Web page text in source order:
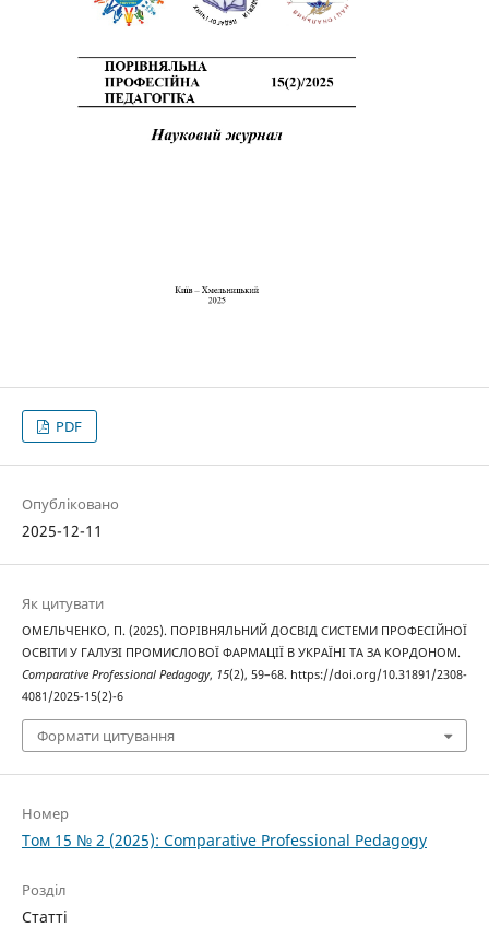
PDF
Опубліковано
2025-12-11
Як цитувати
ОМЕЛЬЧЕНКО, П. (2025). ПОРІВНЯЛЬНИЙ ДОСВІД СИСТЕМИ ПРОФЕСІЙНОЇ
ОСВІТИ У ГАЛУЗІ ПРОМИСЛОВОЇ ФАРМАЦІЇ В УКРАЇНІ ТА ЗА КОРДОНОМ.
Comparative Professional Pedagogy, 15(2), 59–68. https://doi.org/10.31891/2308-
4081/2025-15(2)-6
Формати цитування
Номер
Том 15 № 2 (2025): Comparative Professional Pedagogy
Розділ
Статті